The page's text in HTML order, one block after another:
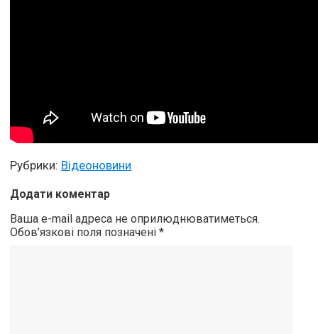
Рубрики: Відеоновини
Додати коментар
Ваша e-mail адреса не оприлюднюватиметься.
Обов’язкові поля позначені*